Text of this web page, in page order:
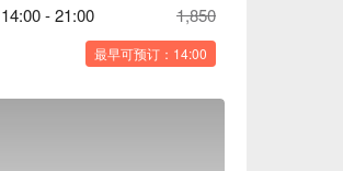
- 21:00
1,850
最早可预订：14:00